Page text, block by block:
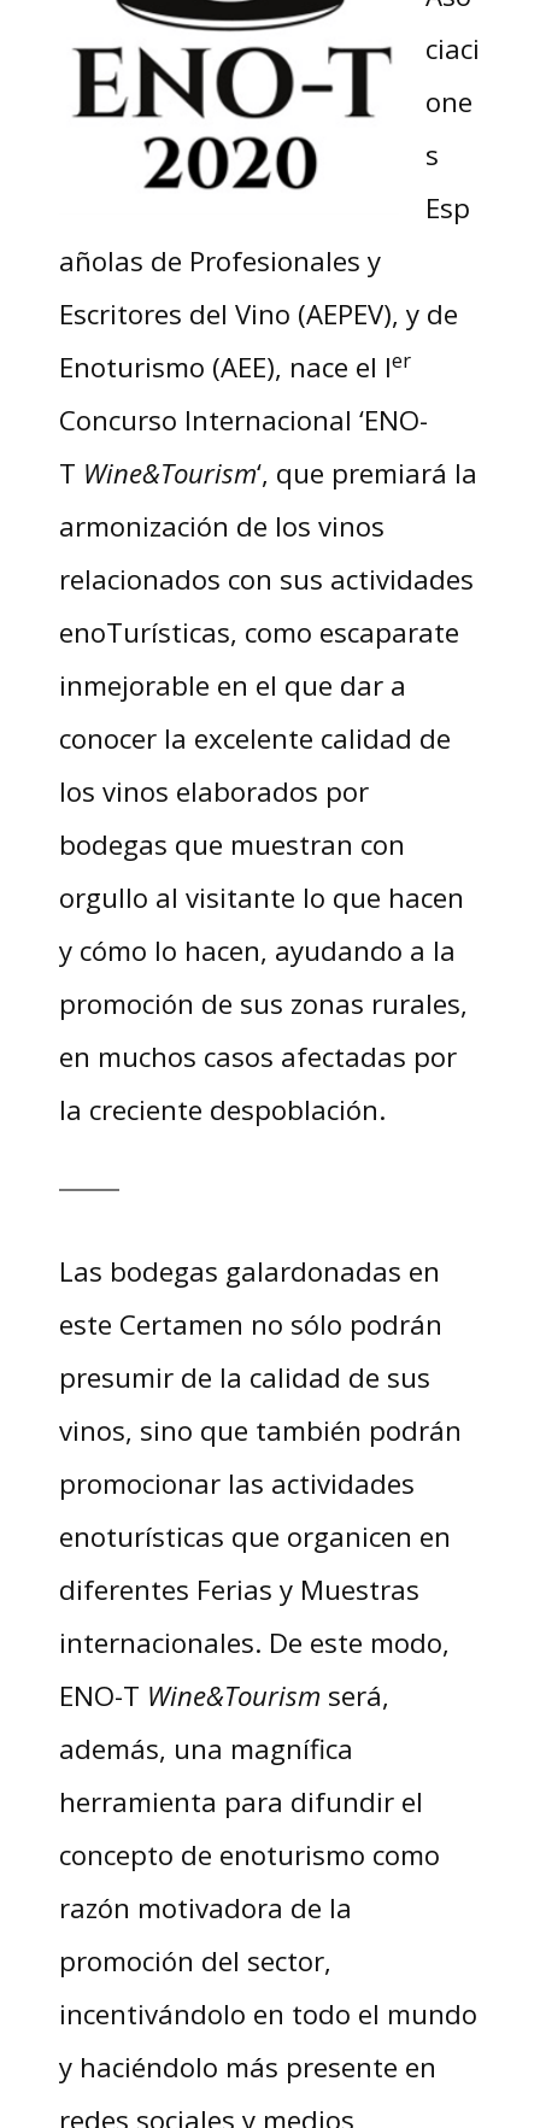
ciaci
one
s
Esp
añolas de Profesionales y
Escritores del Vino (AEPEV), y de
Enoturismo (AEE), nace el Ier
Concurso Internacional ‘ENO-
T Wine&Tourism‘, que premiará la
armonización de los vinos
relacionados con sus actividades
enoTurísticas, como escaparate
inmejorable en el que dar a
conocer la excelente calidad de
los vinos elaborados por
bodegas que muestran con
orgullo al visitante lo que hacen
y cómo lo hacen, ayudando a la
promoción de sus zonas rurales,
en muchos casos afectadas por
la creciente despoblación.
Las bodegas galardonadas en
este Certamen no sólo podrán
presumir de la calidad de sus
vinos, sino que también podrán
promocionar las actividades
enoturísticas que organicen en
diferentes Ferias y Muestras
internacionales. De este modo,
ENO-T Wine&Tourism será,
además, una magnífica
herramienta para difundir el
concepto de enoturismo como
razón motivadora de la
promoción del sector,
incentivándolo en todo el mundo
y haciéndolo más presente en
redes sociales y medios